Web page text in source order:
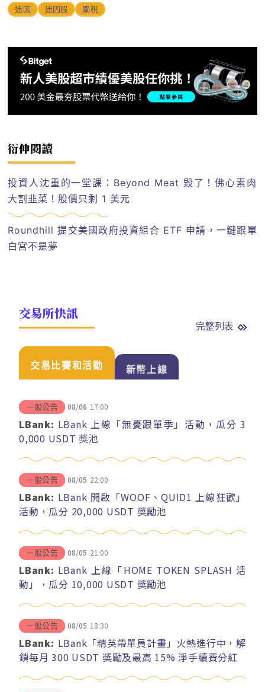
迷因 迷因股 關稅
衍伸閱讀
投資人沈重的一堂課：Beyond Meat 毀了！佛心素肉
大割韭菜！股價只剩 1 美元
Roundhill 提交美國政府投資組合 ETF 申請，一鍵跟單
白宮不是夢
交易所快訊
完整列表
交易比賽和活動 新幣上線
一般公告 08/06 17:00
LBank: LBank 上線「無憂跟單季」活動，瓜分 3
0,000 USDT 獎池
一般公告 08/05 22:00
LBank: LBank 開啟「WOOF、QUID1 上線狂歡」
活動，瓜分 20,000 USDT 獎勵池
一般公告 08/05 21:00
LBank: LBank 上線「HOME TOKEN SPLASH 活
動」，瓜分 10,000 USDT 獎勵池
一般公告 08/05 18:30
LBank: LBank「精英帶單員計畫」火熱進行中，解
鎖每月 300 USDT 獎勵及最高 15% 淨手續費分紅